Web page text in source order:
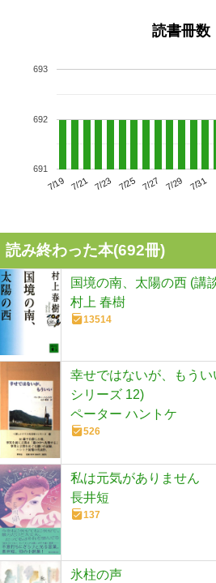
読書冊数
7/19 7/21 7/23 7/25 7/27 7/29 7/31
691
692
693
読み終わった本(692冊)
国境の南、太陽の西 (講
村上 春樹
13514
幸せではないが、もう
シリーズ 12)
ペーター ハントケ
526
私は元気がありません
長井短
137
氷柱の声